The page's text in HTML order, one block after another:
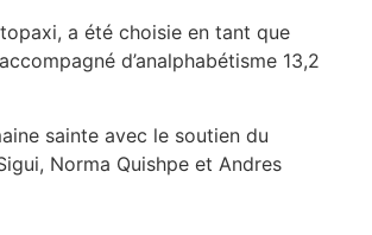
a été choisie en tant que
d’analphabétisme 13,2
sainte avec le soutien du
Norma Quishpe et Andres